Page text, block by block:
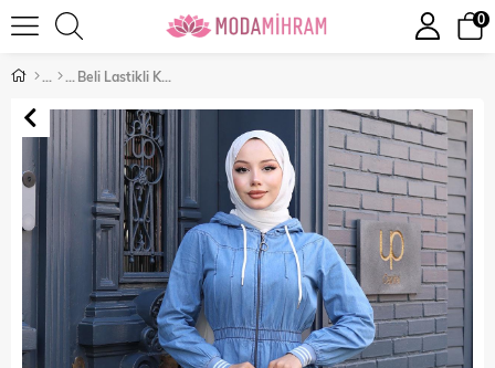
0
Beli Lastikli Kapşonlu Kot Takım Açık Mavi 19370